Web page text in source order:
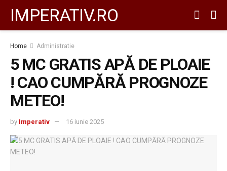
IMPERATIV.RO
Home Administratie
5 MC GRATIS APĂ DE PLOAIE
! CAO CUMPĂRĂ PROGNOZE
METEO!
by Imperativ 16 iunie 2025